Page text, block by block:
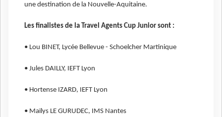
une destination de la Nouvelle-Aquitaine.
Les finalistes de la Travel Agents Cup Junior sont :
• Lou BINET, Lycée Bellevue - Schoelcher Martinique
• Jules DAILLY, IEFT Lyon
• Hortense IZARD, IEFT Lyon
• Maïlys LE GURUDEC, IMS Nantes